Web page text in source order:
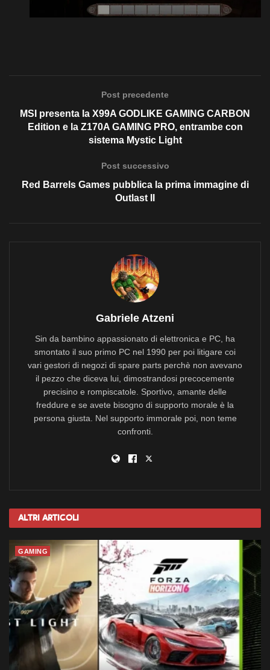
Post precedente
MSI presenta la X99A GODLIKE GAMING CARBON
Edition e la Z170A GAMING PRO, entrambe con
sistema Mystic Light
Post successivo
Red Barrels Games pubblica la prima immagine di
Outlast II
Gabriele Atzeni
Sin da bambino appassionato di elettronica e PC, ha
smontato il suo primo PC nel 1990 per poi litigare coi
vari gestori di negozi di spare parts perchè non avevano
il pezzo che diceva lui, dimostrandosi precocemente
precisino e rompiscatole. Sportivo, amante delle
freddure e se avete bisogno di supporto morale è la
persona giusta. Nel supporto immorale poi, non teme
confronti.
Altri Articoli
GAMING